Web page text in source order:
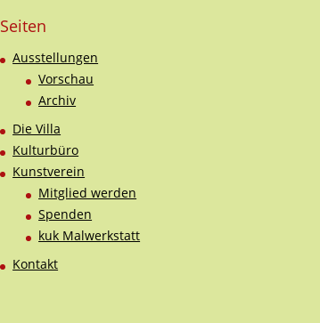
Seiten
Ausstellungen
Vorschau
Archiv
Die Villa
Kulturbüro
Kunstverein
Mitglied werden
Spenden
kuk Malwerkstatt
Kontakt